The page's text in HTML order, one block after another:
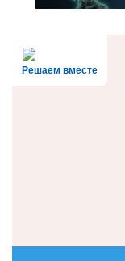
Решаем вместе